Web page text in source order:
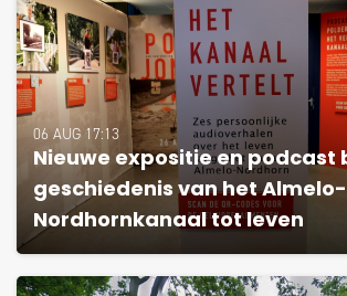
06 AUG 17:13
Nieuwe expositie en podcast
geschiedenis van het Almelo-
Nordhornkanaal tot leven